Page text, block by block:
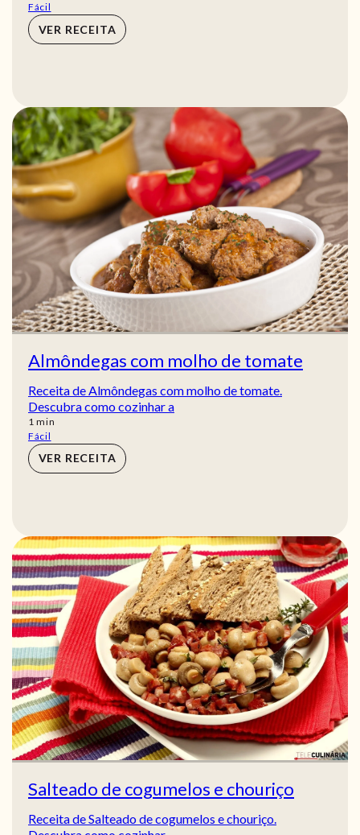
Fácil
VER RECEITA
Almôndegas com molho de tomate
Receita de Almôndegas com molho de tomate.
Descubra como cozinhar a
1 min
min
Fácil
VER RECEITA
Salteado de cogumelos e chouriço
Receita de Salteado de cogumelos e chouriço.